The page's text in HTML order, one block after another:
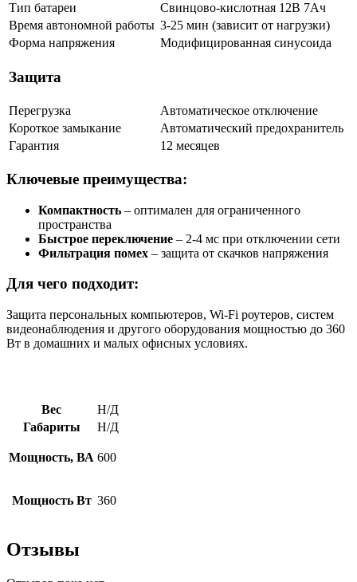
Тип батареи
Свинцово-кислотная 12В 7Ач
Время автономной работы 3-25 мин (зависит от нагрузки)
Форма напряжения
Модифицированная синусоида
Защита
Перегрузка
Автоматическое отключение
Короткое замыкание
Автоматический предохранитель
Гарантия
12 месяцев
Ключевые преимущества:
Компактность – оптимален для ограниченного
пространства
Быстрое переключение – 2-4 мс при отключении сети
Фильтрация помех – защита от скачков напряжения
Для чего подходит:
Защита персональных компьютеров, Wi-Fi роутеров, систем
видеонаблюдения и другого оборудования мощностью до 360
Вт в домашних и малых офисных условиях.
Вес
Н/Д
Габариты
Н/Д
Мощность, ВА 600
Мощность Вт 360
Отзывы